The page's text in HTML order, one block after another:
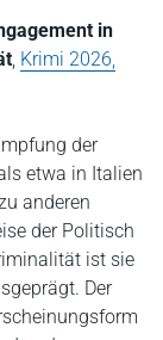
in
Krimi 2026,
der
etwa in Italien
anderen
der Politisch
ist sie
Der